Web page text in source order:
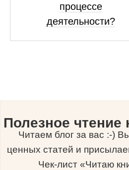
процессе
деятельности?
Полезное
Читаем блог за вас :-)
ценных статей и
Чек-лист «Читаю